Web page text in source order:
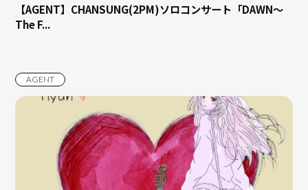
【AGENT】CHANSUNG(2PM)ソロコンサート「DAWN〜
The F...
AGENT